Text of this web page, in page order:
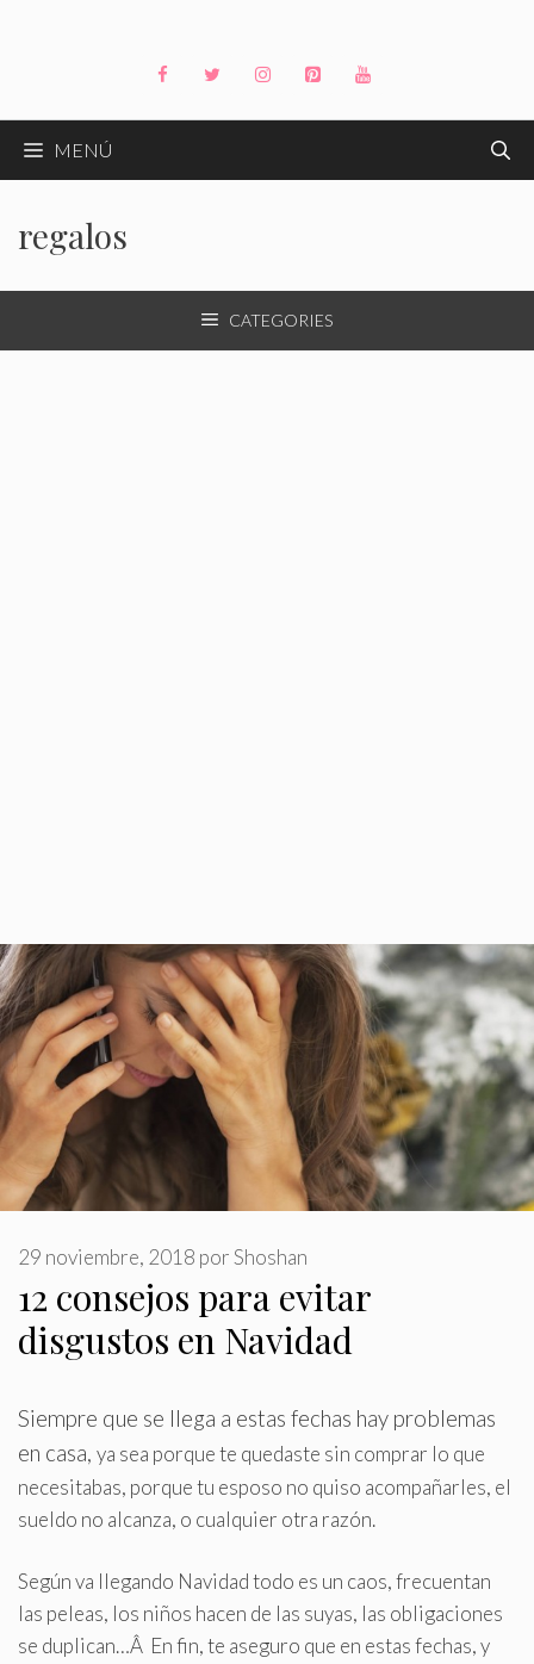
MENÚ
regalos
CATEGORIES
12 consejos para evitar
disgustos en Navidad
29 noviembre, 2018 porShoshan
Siempre que se llega a estas fechas hay problemas
en casa, ya sea porque te quedaste sin comprar lo que
necesitabas, porque tu esposo no quiso acompañarles, el
sueldo no alcanza, o cualquier otra razón.
Según va llegando Navidad todo es un caos, frecuentan
las peleas, los niños hacen de las suyas, las obligaciones
se duplican…Â En fin, te aseguro que en estas fechas, y